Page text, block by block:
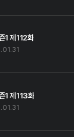
1 제112화
1 제113화